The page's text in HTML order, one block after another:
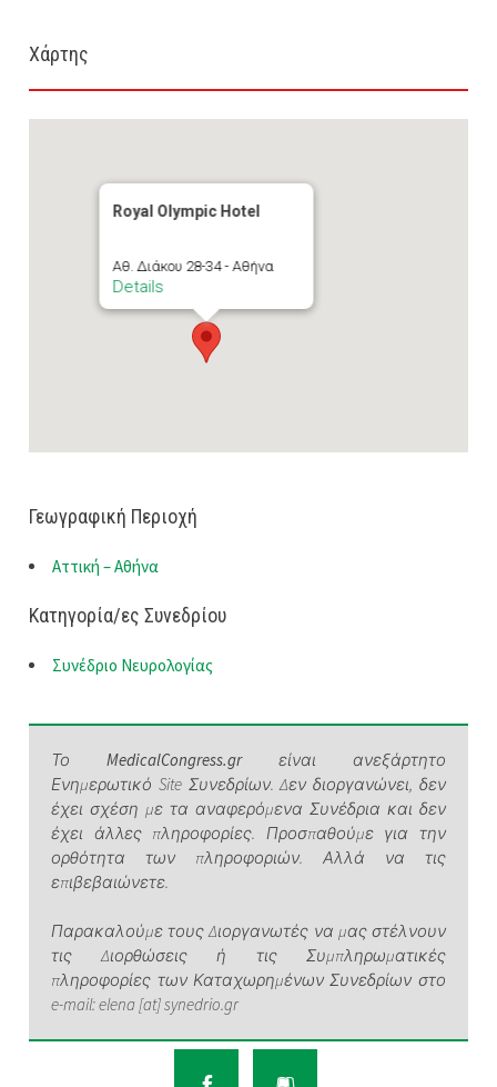
Χάρτης
Royal Olympic Hotel
Αθ. Διάκου 28-34 - Αθήνα
Details
Γεωγραφική Περιοχή
Αττική – Αθήνα
Κατηγορία/ες Συνεδρίου
Συνέδριο Νευρολογίας
ΤοMedicalCongress.grείναι ανεξάρτητο
Ενημερωτικό Site Συνεδρίων. Δεν διοργανώνει, δεν
έχει σχέση με τα αναφερόμενα Συνέδρια και δεν
έχει άλλες πληροφορίες. Προσπαθούμε για την
ορθότητα των πληροφοριών. Αλλά να τις
επιβεβαιώνετε.
Παρακαλούμε τους Διοργανωτές να μας στέλνουν
τις Διορθώσεις ή τις Συμπληρωματικές
πληροφορίες των Καταχωρημένων Συνεδρίων στο
e-mail: elena [at] synedrio.gr